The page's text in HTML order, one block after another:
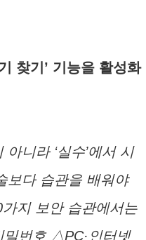
찾기’ 기능을 활성화
니라 ‘실수’에서 시
보다 습관을 배워야
지 보안 습관에서는
번호 △PC·인터넷